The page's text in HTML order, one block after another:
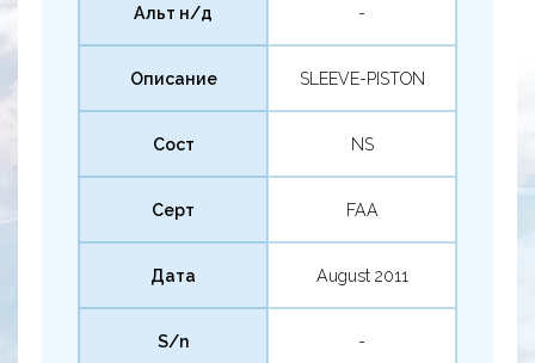
Альт н/д -
Описание SLEEVE-PISTON
Сост NS
Серт FAA
Дата August 2011
S/n -